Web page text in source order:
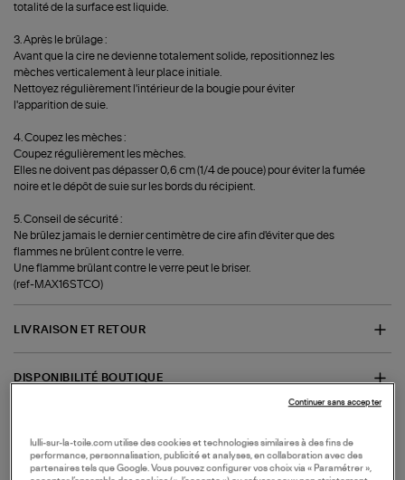
totalité de la surface est liquide.
3. Après le brûlage :
Avant que la cire ne devienne totalement solide, repositionnez les
mèches verticalement à leur place initiale.
Nettoyez régulièrement l'intérieur de la bougie pour éviter
l'apparition de suie.
4. Coupez les mèches :
Coupez régulièrement les mèches.
Elles ne doivent pas dépasser 0,6 cm (1/4 de pouce) pour éviter la fumée
noire et le dépôt de suie sur les bords du récipient.
5. Conseil de sécurité :
Ne brûlez jamais le dernier centimètre de cire afin d'éviter que des
flammes ne brûlent contre le verre.
Une flamme brûlant contre le verre peut le briser.
(ref-MAX16STCO)
LIVRAISON ET RETOUR
DISPONIBILITÉ BOUTIQUE
lulli-sur-la-toile.com utilise des cookies et technologies similaires à des fins de
performance, personnalisation, publicité et analyses, en collaboration avec des
partenaires tels que Google. Vous pouvez configurer vos choix via « Paramétrer »,
Continuer sans accepter